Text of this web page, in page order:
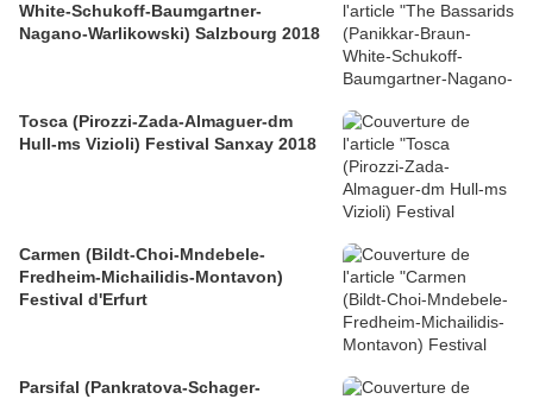
White-Schukoff-Baumgartner-
Nagano-Warlikowski) Salzbourg 2018
Tosca (Pirozzi-Zada-Almaguer-dm
Hull-ms Vizioli) Festival Sanxay 2018
Carmen (Bildt-Choi-Mndebele-
Fredheim-Michailidis-Montavon)
Festival d'Erfurt
Parsifal (Pankratova-Schager-